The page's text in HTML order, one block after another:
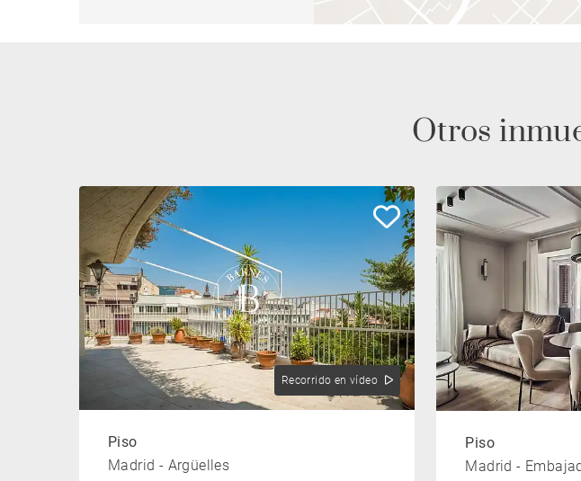
Otros
Recorrido en vídeo
Piso
Madrid - Argüelles
Piso
Madrid -